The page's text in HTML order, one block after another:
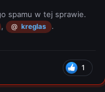
spamu w tej sprawie.
, @ kreglas .
1